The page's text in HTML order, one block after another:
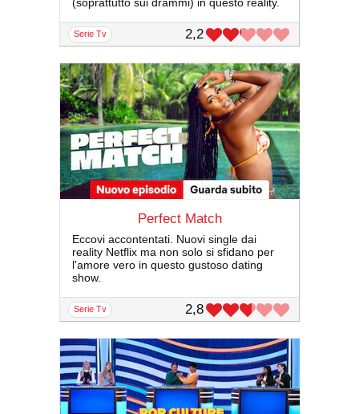
serie Tv 2,2
Perfect Match
Eccovi accontentati. Nuovi single dai
reality Netflix ma non solo si sfidano per
l'amore vero in questo gustoso dating
show.
serie Tv 2,8